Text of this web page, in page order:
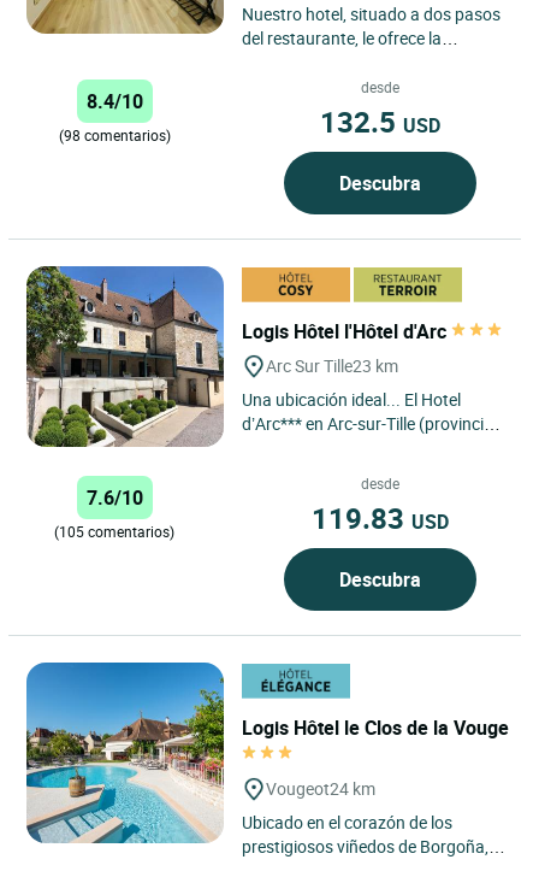
Nuestro hotel, situado a dos pasos
del restaurante, le ofrece la
personalizadas con todo...
8.4/10
(98 comentarios)
desde
132.5 USD
Descubra
Logis Hôtel l'Hôtel d'Arc
Arc Sur Tille23 km
Una ubicación ideal... El Hotel
d’Arc*** en Arc-sur-Tille (provincia
7.6/10
(105 comentarios)
desde
119.83 USD
Descubra
Logis Hôtel le Clos de la Vouge
Vougeot24 km
Ubicado en el corazón de los
prestigiosos viñedos de Borgoña,